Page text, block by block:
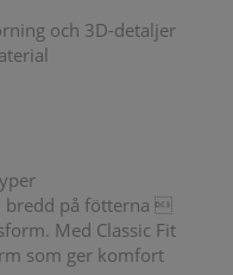
och 3D-detaljer
bredd på fötterna 
Med Classic Fit
som ger komfort